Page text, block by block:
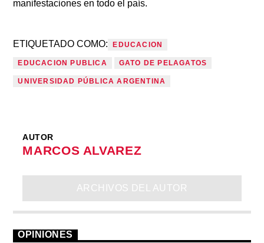
manifestaciones en todo el país.
ETIQUETADO COMO: EDUCACION
EDUCACION PUBLICA GATO DE PELAGATOS
UNIVERSIDAD PÚBLICA ARGENTINA
AUTOR
MARCOS ALVAREZ
ARCHIVOS DEL AUTOR
OPINIONES